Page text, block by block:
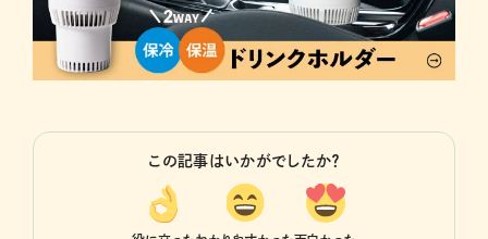
この記事はいかがでしたか？